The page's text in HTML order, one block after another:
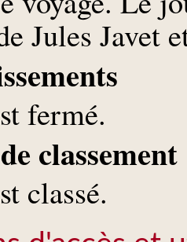
Jules Javet
fermé.
classement
classé.